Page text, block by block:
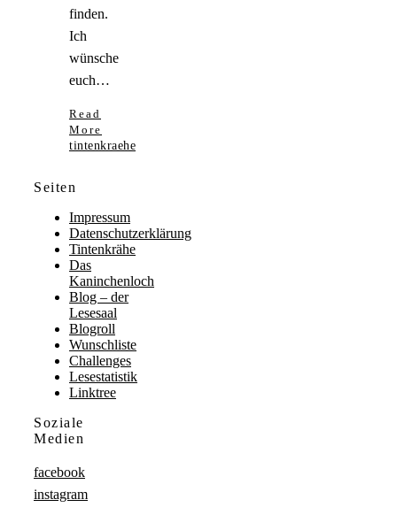
finden.
Ich
wünsche
euch…
Read
More
tintenkraehe
Seiten
Impressum
Datenschutzerklärung
Tintenkrähe
Das
Kaninchenloch
Blog – der
Lesesaal
Blogroll
Wunschliste
Challenges
Lesestatistik
Linktree
Soziale
Medien
facebook
instagram